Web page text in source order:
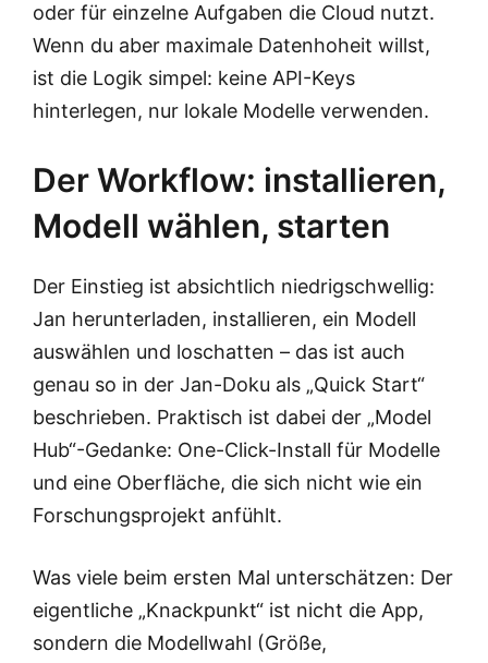
oder für einzelne Aufgaben die Cloud nutzt.
Wenn du aber maximale Datenhoheit willst,
ist die Logik simpel: keine API-Keys
hinterlegen, nur lokale Modelle verwenden.
Der Workflow: installieren,
Modell wählen, starten
Der Einstieg ist absichtlich niedrigschwellig:
Jan herunterladen, installieren, ein Modell
auswählen und loschatten – das ist auch
genau so in der Jan-Doku als „Quick Start“
beschrieben. Praktisch ist dabei der „Model
Hub“-Gedanke: One-Click-Install für Modelle
und eine Oberfläche, die sich nicht wie ein
Forschungsprojekt anfühlt.
Was viele beim ersten Mal unterschätzen: Der
eigentliche „Knackpunkt“ ist nicht die App,
sondern die Modellwahl (Größe,